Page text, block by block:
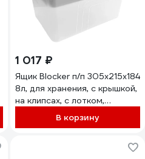
1 017 ₽
Ящик Blocker п/п 305х215х184
8л, для хранения, с крышкой,
на клипсах, с лотком,
натуральный 38112
В корзину